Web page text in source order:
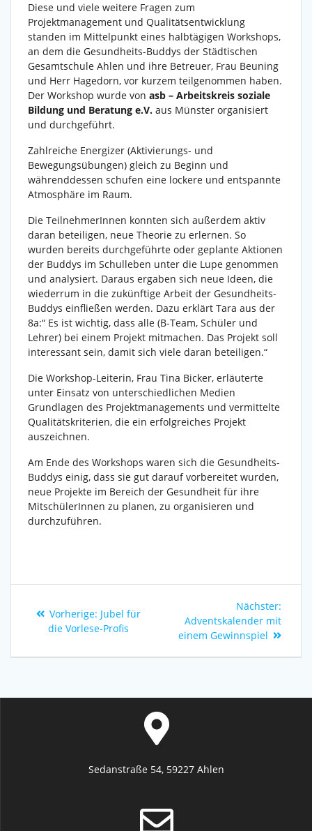
Diese und viele weitere Fragen zum
Projektmanagement und Qualitätsentwicklung
standen im Mittelpunkt eines halbtägigen Workshops,
an dem die Gesundheits-Buddys der Städtischen
Gesamtschule Ahlen und ihre Betreuer, Frau Beuning
und Herr Hagedorn, vor kurzem teilgenommen haben.
Der Workshop wurde von asb – Arbeitskreis soziale
Bildung und Beratung e.V. aus Münster organisiert
und durchgeführt.
Zahlreiche Energizer (Aktivierungs- und
Bewegungsübungen) gleich zu Beginn und
währenddessen schufen eine lockere und entspannte
Atmosphäre im Raum.
Die TeilnehmerInnen konnten sich außerdem aktiv
daran beteiligen, neue Theorie zu erlernen. So
wurden bereits durchgeführte oder geplante Aktionen
der Buddys im Schulleben unter die Lupe genommen
und analysiert. Daraus ergaben sich neue Ideen, die
wiederrum in die zukünftige Arbeit der Gesundheits-
Buddys einfließen werden. Dazu erklärt Tara aus der
8a:“ Es ist wichtig, dass alle (B-Team, Schüler und
Lehrer) bei einem Projekt mitmachen. Das Projekt soll
interessant sein, damit sich viele daran beteiligen.“
Die Workshop-Leiterin, Frau Tina Bicker, erläuterte
unter Einsatz von unterschiedlichen Medien
Grundlagen des Projektmanagements und vermittelte
Qualitätskriterien, die ein erfolgreiches Projekt
auszeichnen.
Am Ende des Workshops waren sich die Gesundheits-
Buddys einig, dass sie gut darauf vorbereitet wurden,
neue Projekte im Bereich der Gesundheit für ihre
MitschülerInnen zu planen, zu organisieren und
durchzuführen.
Vorherige: Jubel für
die Vorlese-Profis
Nächster:
Adventskalender mit
einem Gewinnspiel
Sedanstraße 54, 59227 Ahlen